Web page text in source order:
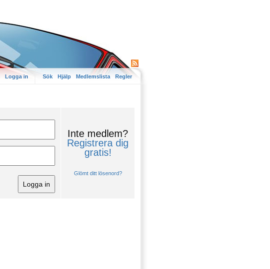
Logga in Sök Hjälp Medlemslista Regler
Inte medlem?
Registrera dig
gratis!
Glömt ditt lösenord?